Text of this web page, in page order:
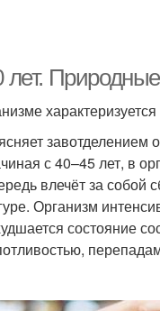
лет.
характеризуется
завотделением
с 40–45 лет, в
влечёт за
Организм
состояние